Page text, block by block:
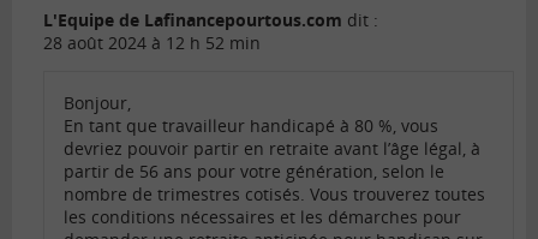
L'Equipe de Lafinancepourtous.com dit :
28 août 2024 à 12 h 52 min
Bonjour,
En tant que travailleur handicapé à 80 %, vous
devriez pouvoir partir en retraite avant l’âge légal, à
partir de 56 ans pour votre génération, selon le
nombre de trimestres cotisés. Vous trouverez toutes
les conditions nécessaires et les démarches pour